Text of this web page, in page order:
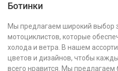
Ботинки
Мы предлагаем широкий выбор
мотоциклистов, которые
холода и ветра. В нашем
цветов и дизайнов, чтобы
всего нравится. Мы предлагаем